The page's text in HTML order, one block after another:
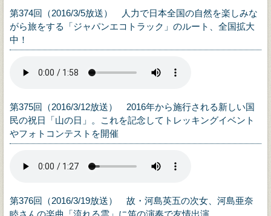
第374回（2016/3/5放送） 人力で日本全国の自然を楽しみな
がら旅をする「ジャパンエコトラック」のルート、全国拡大
中！
第375回（2016/3/12放送） 2016年から施行される新しい国
民の祝日「山の日」。これを記念してトレッキングイベント
やフォトコンテストを開催
第376回（2016/3/19放送） 故・河島英五の次女、河島亜奈